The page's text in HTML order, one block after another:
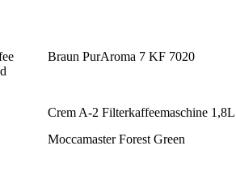
Braun PurAroma 7 KF 7020
Crem A-2 Filterkaffeemaschine
Moccamaster Forest Green